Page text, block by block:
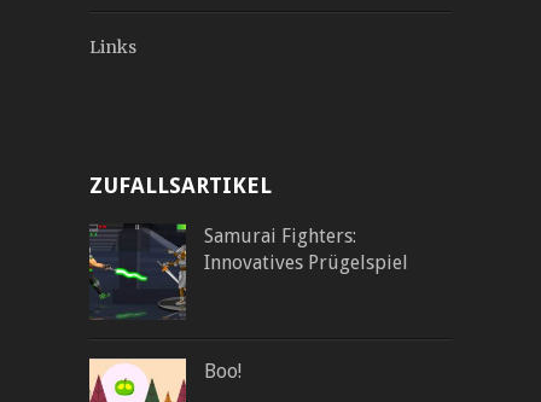
Links
ZUFALLSARTIKEL
Samurai Fighters:
Innovatives Prügelspiel
Boo!